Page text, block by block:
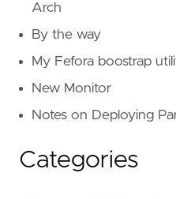
Arch
By the way
My Fefora boostrap
New Monitor
Notes on Deploying
Categories